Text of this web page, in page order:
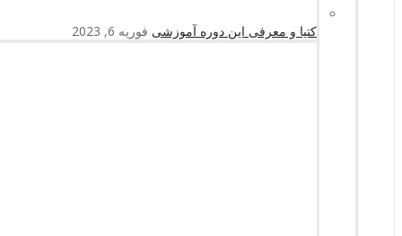
کتیا و معرفی این دوره آموزشی فوریه 6, 2023